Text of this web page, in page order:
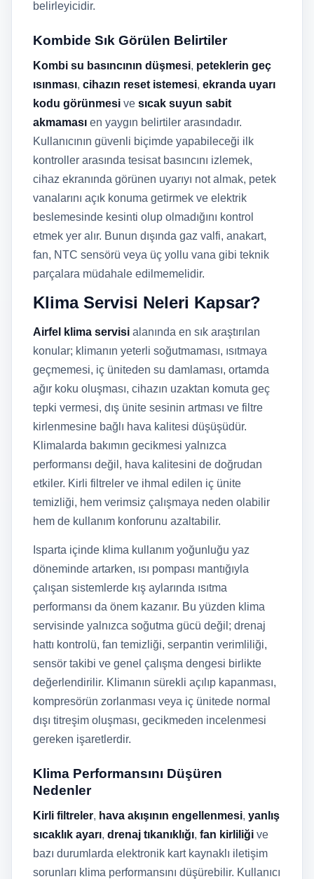
belirleyicidir.
Kombide Sık Görülen Belirtiler
Kombi su basıncının düşmesi, peteklerin geç
ısınması, cihazın reset istemesi, ekranda uyarı
kodu görünmesi ve sıcak suyun sabit
akmaması en yaygın belirtiler arasındadır.
Kullanıcının güvenli biçimde yapabileceği ilk
kontroller arasında tesisat basıncını izlemek,
cihaz ekranında görünen uyarıyı not almak, petek
vanalarını açık konuma getirmek ve elektrik
beslemesinde kesinti olup olmadığını kontrol
etmek yer alır. Bunun dışında gaz valfi, anakart,
fan, NTC sensörü veya üç yollu vana gibi teknik
parçalara müdahale edilmemelidir.
Klima Servisi Neleri Kapsar?
Airfel klima servisi alanında en sık araştırılan
konular; klimanın yeterli soğutmaması, ısıtmaya
geçmemesi, iç üniteden su damlaması, ortamda
ağır koku oluşması, cihazın uzaktan komuta geç
tepki vermesi, dış ünite sesinin artması ve filtre
kirlenmesine bağlı hava kalitesi düşüşüdür.
Klimalarda bakımın gecikmesi yalnızca
performansı değil, hava kalitesini de doğrudan
etkiler. Kirli filtreler ve ihmal edilen iç ünite
temizliği, hem verimsiz çalışmaya neden olabilir
hem de kullanım konforunu azaltabilir.
Isparta içinde klima kullanım yoğunluğu yaz
döneminde artarken, ısı pompası mantığıyla
çalışan sistemlerde kış aylarında ısıtma
performansı da önem kazanır. Bu yüzden klima
servisinde yalnızca soğutma gücü değil; drenaj
hattı kontrolü, fan temizliği, serpantin verimliliği,
sensör takibi ve genel çalışma dengesi birlikte
değerlendirilir. Klimanın sürekli açılıp kapanması,
kompresörün zorlanması veya iç ünitede normal
dışı titreşim oluşması, gecikmeden incelenmesi
gereken işaretlerdir.
Klima Performansını Düşüren
Nedenler
Kirli filtreler, hava akışının engellenmesi, yanlış
sıcaklık ayarı, drenaj tıkanıklığı, fan kirliliği ve
bazı durumlarda elektronik kart kaynaklı iletişim
sorunları klima performansını düşürebilir. Kullanıcı